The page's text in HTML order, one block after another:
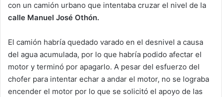
con un camión urbano que intentaba cruzar el nivel de la
calle Manuel José Othón.
El camión habría quedado varado en el desnivel a causa
del agua acumulada, por lo que habría podido afectar el
motor y terminó por apagarlo. A pesar del esfuerzo del
chofer para intentar echar a andar el motor, no se lograba
encender el motor por lo que se solicitó el apoyo de las